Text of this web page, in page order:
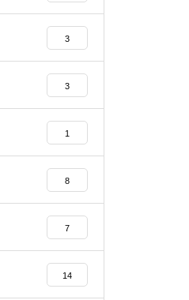
3
3
1
8
7
14